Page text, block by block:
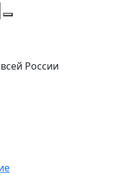
России